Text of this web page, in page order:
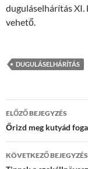
duguláselhárítás
vehető.
DUGULÁSELHÁRÍTÁS
Bejegyzés
navigáció
ELŐZŐ BEJEGYZÉS
Őrizd meg kutyád
KÖVETKEZŐ BEJEGYZÉS